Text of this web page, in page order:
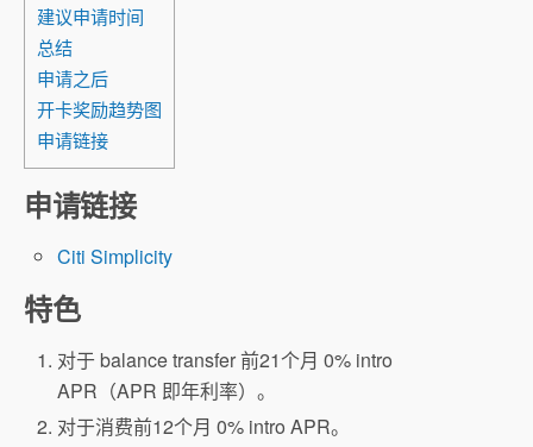
建议申请时间
总结
申请之后
开卡奖励趋势图
申请链接
申请链接
Citi Simplicity
特色
对于 balance transfer 前21个月 0% intro
APR（APR 即年利率）。
对于消费前12个月 0% intro APR。